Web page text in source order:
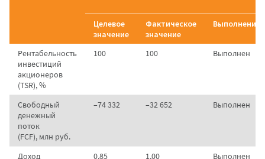
Целевое
значение
Фактическое
значение
Выполнение
Рентабельность
инвестиций
акционеров
(TSR), %
100 100 Выполнен
Свободный
денежный
поток
(FCF), млн руб.
–74 332 –32 652 Выполнен
Доход 0,85 1,00 Выполнен